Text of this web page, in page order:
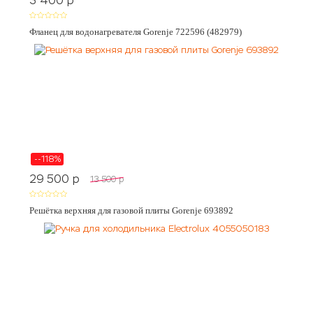
Фланец для водонагревателя Gorenje 722596 (482979)
--118%
29 500 p 13 500 p
Решётка верхняя для газовой плиты Gorenje 693892